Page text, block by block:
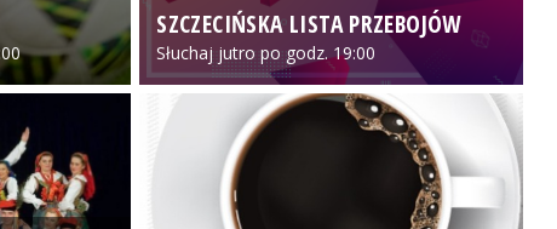
SZCZECIŃSKA LISTA PRZEBOJÓW
Słuchaj jutro po godz. 19:00